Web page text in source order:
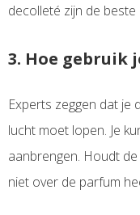
decolleté zijn de beste
3. Hoe gebruik
Experts zeggen dat je
lucht moet lopen. Je
aanbrengen. Houdt
niet over de parfum